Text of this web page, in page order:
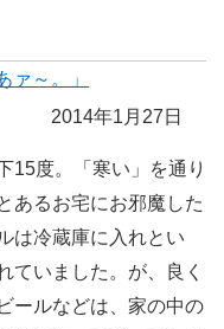
ァ～。」
2014年1月27日
15度。「寒い」を通り
あるお宅にお邪魔した
は冷蔵庫に入れとい
ていました。が、良く
ールなどは、家の中の